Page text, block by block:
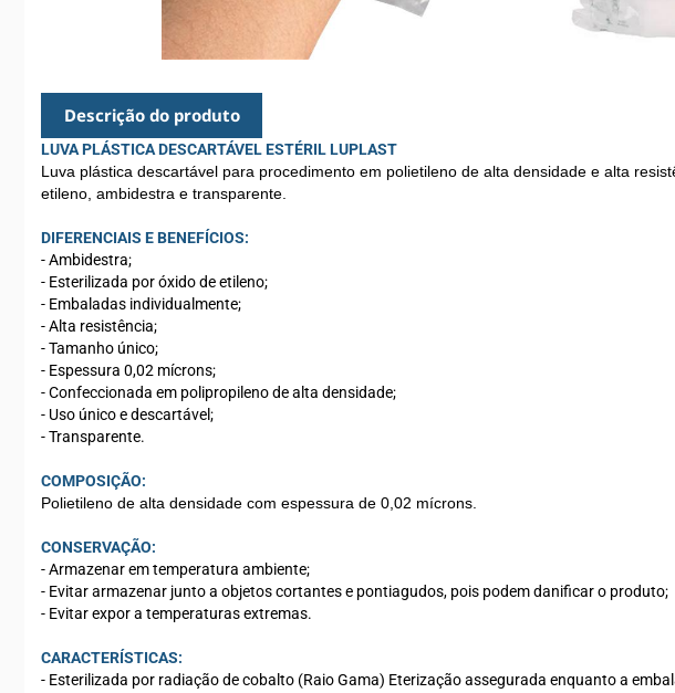
Descrição do produto
LUVA PLÁSTICA DESCARTÁVEL ESTÉRIL LUPLAST
Luva plástica descartável para procedimento em polietileno de alta densidade e alta
etileno, ambidestra e transparente.
DIFERENCIAIS E BENEFÍCIOS:
- Ambidestra;
- Esterilizada por óxido de etileno;
- Embaladas individualmente;
- Alta resistência;
- Tamanho único;
- Espessura 0,02 mícrons;
- Confeccionada em polipropileno de alta densidade;
- Uso único e descartável;
- Transparente.
COMPOSIÇÃO:
Polietileno de alta densidade com espessura de 0,02 mícrons.
CONSERVAÇÃO:
- Armazenar em temperatura ambiente;
- Evitar armazenar junto a objetos cortantes e pontiagudos, pois podem danificar o produto;
- Evitar expor a temperaturas extremas.
CARACTERÍSTICAS:
- Esterilizada por radiação de cobalto (Raio Gama) Eterização assegurada enquanto a